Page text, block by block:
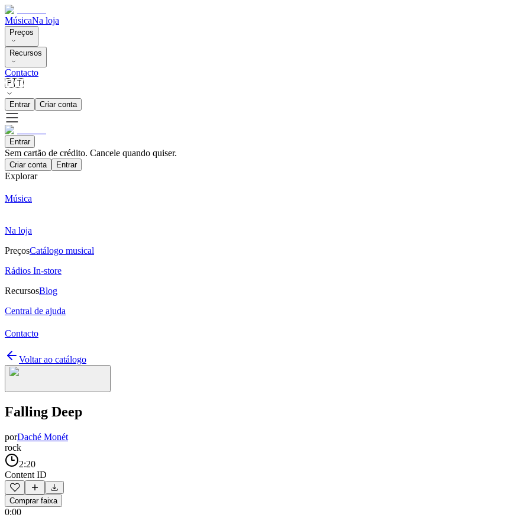
MúsicaNa loja
Preços
Recursos
Contacto
🇵🇹
Entrar Criar conta
Entrar
Sem cartão de crédito. Cancele quando quiser.
Criar conta Entrar
Explorar
Música
Na loja
PreçosCatálogo musical
Rádios In-store
RecursosBlog
Central de ajuda
Contacto
Voltar ao catálogo
Falling Deep
porDaché Monét
rock
2:20
Content ID
Comprar faixa
0:00